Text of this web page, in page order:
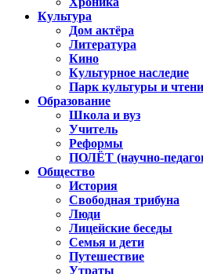
Культура
Дом актёра
Литература
Кино
Культурное наследие
Парк культуры и
Образование
Школа и вуз
Учитель
Реформы
ПОЛЁТ (научно-
Общество
История
Свободная трибуна
Люди
Лицейские беседы
Семья и дети
Путешествие
Утраты